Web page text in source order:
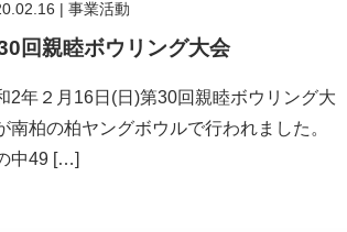
事業活動
回親睦ボウリング大会
2年２月16日(日)第30回親睦ボウリング大
南柏の柏ヤングボウルで行われました。
中49 […]